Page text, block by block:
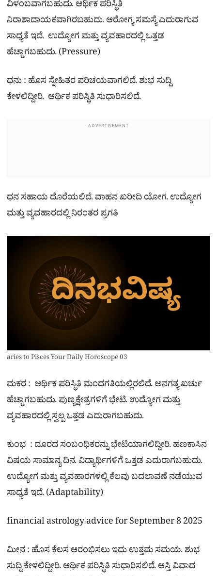
ವಿಳಂಬವಾಗಬಹುದು. ಆರ್ಥಿಕ ಪರಿಸ್ಥಿತಿ
ನಿರಾಶಾದಾಯಕವಾಗಿರಬಹುದು. ಆರೋಗ್ಯ ಸಮಸ್ಯೆ ಎದುರಾಗುವ
ಸಾಧ್ಯತೆ ಇದೆ. ಉದ್ಯೋಗ ಮತ್ತು ವ್ಯವಹಾರದಲ್ಲಿ ಒತ್ತಡ
ಹೆಚ್ಚಾಗಬಹುದು. (Pressure)
ಧನು : ಹೊಸ ಸ್ನೇಹಿತರ ಪರಿಚಯವಾಗಲಿದೆ. ಶುಭ ಸುದ್ದಿ
ಕೇಳಲಿದ್ದೀರಿ. ಆರ್ಥಿಕ ಪರಿಸ್ಥಿತಿ ಸುಧಾರಿಸಲಿದೆ.
ADVERTISEMENT
ಧನ ಸಹಾಯ ದೊರೆಯಲಿದೆ. ವಾಹನ ಖರೀದಿ ಯೋಗ. ಉದ್ಯೋಗ
ಮತ್ತು ವ್ಯವಹಾರದಲ್ಲಿ ನಿರಂತರ ಪ್ರಗತಿ
aries to Pisces Your Daily Horoscope 03
ಮಕರ : ಆರ್ಥಿಕ ಪರಿಸ್ಥಿತಿ ಮಂದಗತಿಯಲ್ಲಿರಲಿದೆ. ಅನಗತ್ಯ ಖರ್ಚು
ಹೆಚ್ಚಾಗಬಹುದು. ಪುಣ್ಯಕ್ಷೇತ್ರಗಳಿಗೆ ಭೇಟಿ. ಉದ್ಯೋಗ ಮತ್ತು
ವ್ಯವಹಾರದಲ್ಲಿ ಸ್ವಲ್ಪ ಒತ್ತಡ ಎದುರಾಗಬಹುದು.
ಕುಂಭ : ದೂರದ ಸಂಬಂಧಿಕರನ್ನು ಭೇಟಿಯಾಗಲಿದ್ದೀರಿ. ಹಣಕಾಸಿನ
ವಿಷಯ ಸಾಮಾನ್ಯ ದಿನ. ವಿದ್ಯಾರ್ಥಿಗಳಿಗೆ ಒತ್ತಡ ಎದುರಾಗಬಹುದು.
ಉದ್ಯೋಗ ಮತ್ತು ವ್ಯವಹಾರಗಳಲ್ಲಿ ಕೆಲವು ಬದಲಾವಣೆ ನಡೆಯುವ
ಸಾಧ್ಯತೆ ಇದೆ. (Adaptability)
financial astrology advice for September 8 2025
ಮೀನ : ಹೊಸ ಕೆಲಸ ಆರಂಭಿಸಲು ಇದು ಉತ್ತಮ ಸಮಯ. ಶುಭ
ಸುದ್ದಿ ಕೇಳಲಿದ್ದೀರಿ. ಆರ್ಥಿಕ ಪರಿಸ್ಥಿತಿ ಸುಧಾರಿಸಲಿದೆ. ಆಸ್ತಿ ವಿವಾದ